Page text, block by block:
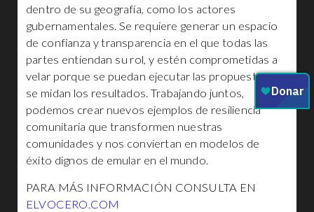
dentro de su geografía, como los actores
gubernamentales. Se requiere generar un espacio
de confianza y transparencia en el que todas las
partes entiendan su rol, y estén comprometidas a
velar porque se puedan ejecutar las propuestas, y
se midan los resultados. Trabajando juntos,
podemos crear nuevos ejemplos de resiliencia
comunitaria que transformen nuestras
comunidades y nos conviertan en modelos de
éxito dignos de emular en el mundo.
PARA MÁS INFORMACIÓN CONSULTA EN
ELVOCERO.COM